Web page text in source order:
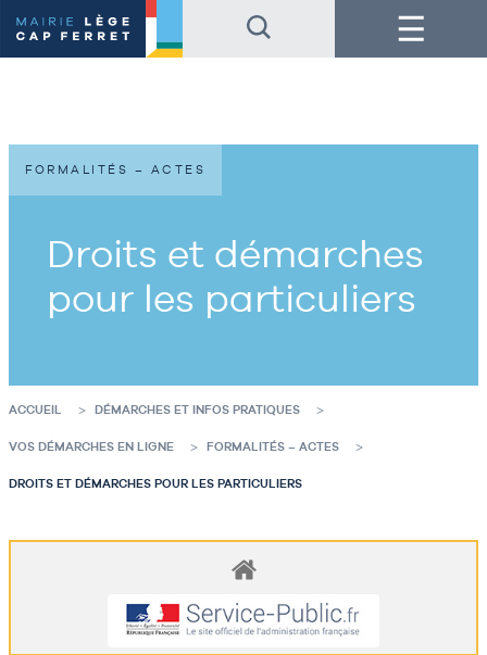
au
contenu
de
au
pied
de
Menu
Droits et démarches
pour les particuliers
FORMALITÉS – ACTES
ACCUEIL DÉMARCHES ET INFOS PRATIQUES
VOS DÉMARCHES EN LIGNE FORMALITÉS – ACTES
DROITS ET DÉMARCHES POUR LES PARTICULIERS